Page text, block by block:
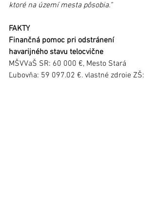
ktoré na území mesta pôsobia.“
FAKTY
Finančná pomoc pri odstránení
havarijného stavu telocvične
MŠVVaŠ SR: 60 000 €, Mesto Stará
Ľubovňa: 59 097,02 €, vlastné zdroje ZŠ: